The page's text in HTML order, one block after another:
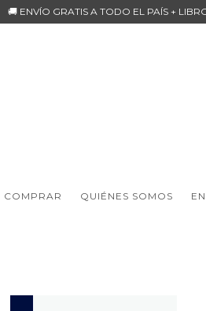
🚚 ENVÍO GRATIS A TODO EL PAÍS +
COMPRAR QUIÉNES SOMOS